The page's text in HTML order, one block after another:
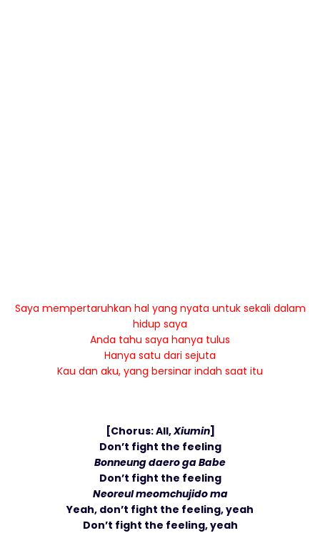
Saya mempertaruhkan hal yang nyata untuk sekali dalam
hidup saya
Anda tahu saya hanya tulus
Hanya satu dari sejuta
Kau dan aku, yang bersinar indah saat itu
[Chorus: All,Xiumin]
Don’t fight the feeling
Bonneung daero ga Babe
Don’t fight the feeling
Neoreul meomchujido ma
Yeah, don’t fight the feeling, yeah
Don’t fight the feeling, yeah